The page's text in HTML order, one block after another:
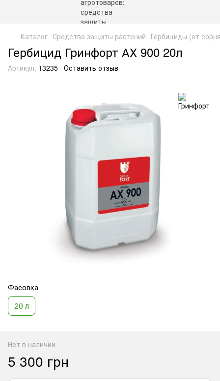
Каталог Средства защиты растений Гербициды (от
Гербицид Гринфорт АХ 900 20л
Артикул: 13235 Оставить отзыв
Фасовка
20 л
Нет в наличии
5 300 грн